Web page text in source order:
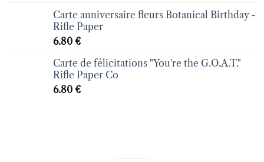
Carte anniversaire fleurs Botanical Birthday -
Rifle Paper
6.80 €
Carte de félicitations "You're the G.O.A.T."
Rifle Paper Co
6.80 €